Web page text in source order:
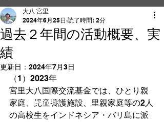
過去２年間の活動概要、実
績
大八 宮里
2024年6月25日 読了時間: 2分
更新日： 2024年7月3日
（1）2023年
宮里大八国際交流基金では、ひとり親
家庭、児童養護施設、里親家庭等の2人
の高校生をインドネシア・バリ島に派